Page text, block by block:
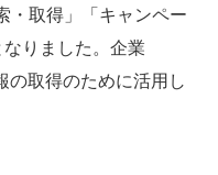
・取得」「キャンペー
りました。企業
の取得のために活用し